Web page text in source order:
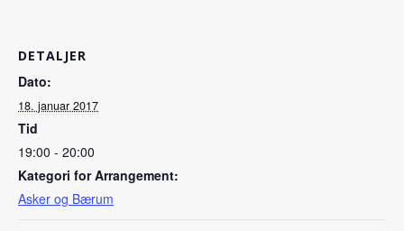
DETALJER
Dato:
18. januar 2017
Tid
19:00 - 20:00
Kategori for Arrangement:
Asker og Bærum